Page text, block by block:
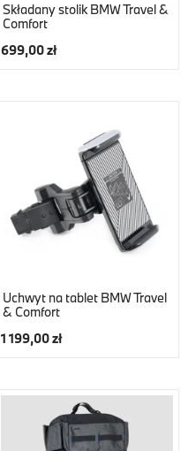
Składany stolik BMW Travel &
Comfort
699,00 zł
Uchwyt na tablet BMW Travel
& Comfort
1 199,00 zł